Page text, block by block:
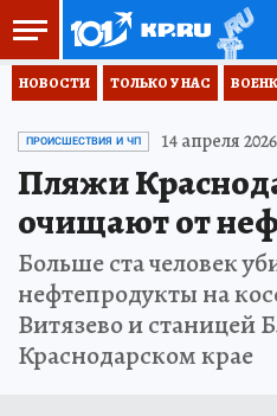
НОВОСТИ ТОЛЬКО У НАС
ПРОИСШЕСТВИЯ И ЧП 14 апреля
Пляжи
очищают от
Больше ста человек
нефтепродукты на
Витязево и станицей
Краснодарском крае